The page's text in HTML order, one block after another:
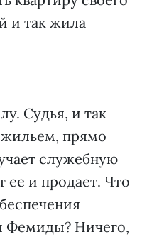
и так жила
Судья, и так
прямо
служебную
ее и продает. Что
Фемиды? Ничего,